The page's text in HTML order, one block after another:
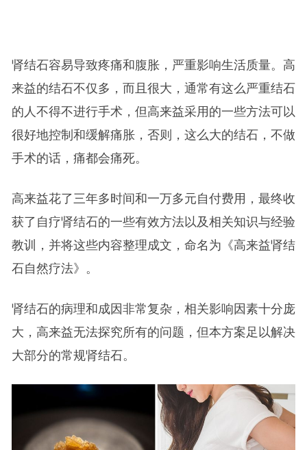
肾结石容易导致疼痛和腹胀，严重影响生活质量。高
来益的结石不仅多，而且很大，通常有这么严重结石
的人不得不进行手术，但高来益采用的一些方法可以
很好地控制和缓解痛胀，否则，这么大的结石，不做
手术的话，痛都会痛死。
高来益花了三年多时间和一万多元自付费用，最终收
获了自疗肾结石的一些有效方法以及相关知识与经验
教训，并将这些内容整理成文，命名为《高来益肾结
石自然疗法》。
肾结石的病理和成因非常复杂，相关影响因素十分庞
大，高来益无法探究所有的问题，但本方案足以解决
大部分的常规肾结石。